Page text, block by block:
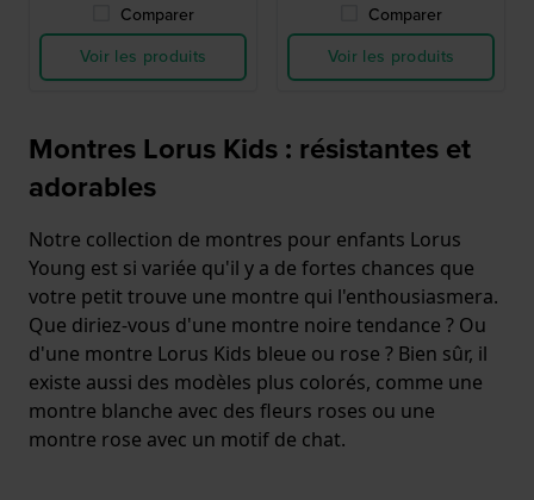
Comparer
Voir les produits
Comparer
Voir les produits
Montres Lorus Kids : résistantes et
adorables
Notre collection de montres pour enfants Lorus
Young est si variée qu'il y a de fortes chances que
votre petit trouve une montre qui l'enthousiasmera.
Que diriez-vous d'une montre noire tendance ? Ou
d'une montre Lorus Kids bleue ou rose ? Bien sûr, il
existe aussi des modèles plus colorés, comme une
montre blanche avec des fleurs roses ou une
montre rose avec un motif de chat.